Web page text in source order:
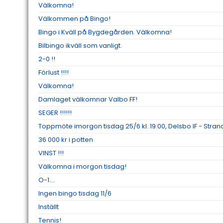
Välkomna!
Välkommen på Bingo!
Bingo i Kväll på Bygdegården. Välkomna!
Bilbingo ikväll som vanligt.
2-0 !!
Förlust !!!!
Välkomna!
Damlaget välkomnar Valbo FF!
SEGER !!!!!!
Toppmöte imorgon tisdag 25/6 kl. 19:00, Delsbo IF -
36 000 kr i potten
VINST !!!
Välkomna i morgon tisdag!
O-1....
Ingen bingo tisdag 11/6
Inställt
Tennis!